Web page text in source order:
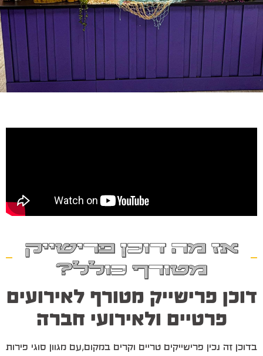
אז מה דוכן פרישייק
מטורף כולל?
דוכן פרישייק מטורף לאירועים
פרטיים ולאירועי חברה
בדוכן זה נכין פרישייקים טריים וקרים במקום,עם מגוון סוגי פירות